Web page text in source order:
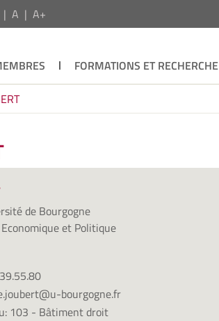
A A+
FORMATIONS ET RECHERCHE
de Bourgogne
et Politique
bourgogne.fr
103 - Bâtiment droit